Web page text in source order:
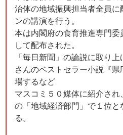
治体の地域振興担当者全員
ンの講演を行う。
本は内閣府の食育推進専門
して配布された。
「毎日新聞」の論説に取り
さんのベストセラー小説『
場するなど
マスコミ５０媒体に紹介さ
の「地域経済部門」で１位
る。